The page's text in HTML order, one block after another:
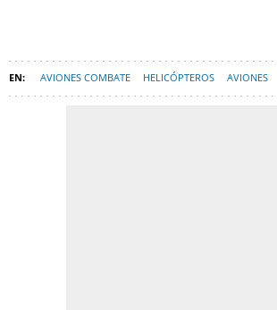
AVIONES COMBATE HELICÓPTEROS AVIONES